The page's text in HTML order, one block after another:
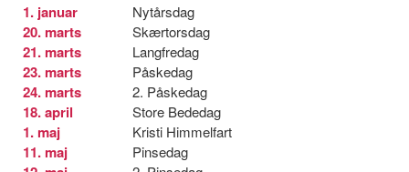
1. januar Nytårsdag
20. marts Skærtorsdag
21. marts Langfredag
23. marts Påskedag
24. marts 2. Påskedag
18. april Store Bededag
1. maj Kristi Himmelfart
11. maj Pinsedag